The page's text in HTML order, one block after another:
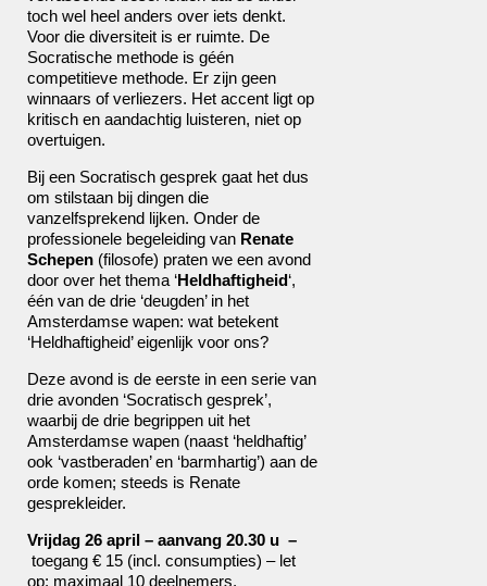
toch wel heel anders over iets denkt.
Voor die diversiteit is er ruimte. De
Socratische methode is géén
competitieve methode. Er zijn geen
winnaars of verliezers. Het accent ligt op
kritisch en aandachtig luisteren, niet op
overtuigen.
Bij een Socratisch gesprek gaat het dus
om stilstaan bij dingen die
vanzelfsprekend lijken. Onder de
professionele begeleiding van Renate
Schepen (filosofe) praten we een avond
door over het thema ‘Heldhaftigheid‘,
één van de drie ‘deugden’ in het
Amsterdamse wapen: wat betekent
‘Heldhaftigheid’ eigenlijk voor ons?
Deze avond is de eerste in een serie van
drie avonden ‘Socratisch gesprek’,
waarbij de drie begrippen uit het
Amsterdamse wapen (naast ‘heldhaftig’
ook ‘vastberaden’ en ‘barmhartig’) aan de
orde komen; steeds is Renate
gesprekleider.
Vrijdag 26 april – aanvang 20.30 u –
toegang € 15 (incl. consumpties) – let
op: maximaal 10 deelnemers.